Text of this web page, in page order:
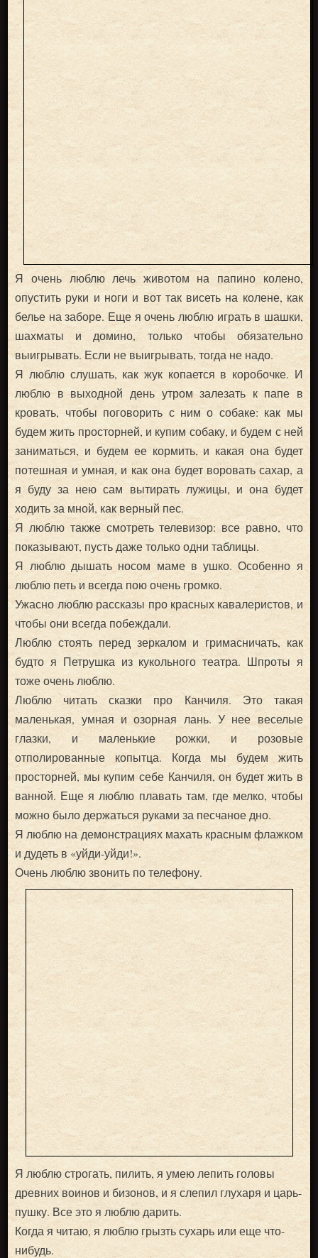
Я очень люблю лечь животом на папино колено,
опустить руки и ноги и вот так висеть на колене, как
белье на заборе. Еще я очень люблю играть в шашки,
шахматы и домино, только чтобы обязательно
выигрывать. Если не выигрывать, тогда не надо.
Я люблю слушать, как жук копается в коробочке. И
люблю в выходной день утром залезать к папе в
кровать, чтобы поговорить с ним о собаке: как мы
будем жить просторней, и купим собаку, и будем с ней
заниматься, и будем ее кормить, и какая она будет
потешная и умная, и как она будет воровать сахар, а
я буду за нею сам вытирать лужицы, и она будет
ходить за мной, как верный пес.
Я люблю также смотреть телевизор: все равно, что
показывают, пусть даже только одни таблицы.
Я люблю дышать носом маме в ушко. Особенно я
люблю петь и всегда пою очень громко.
Ужасно люблю рассказы про красных кавалеристов, и
чтобы они всегда побеждали.
Люблю стоять перед зеркалом и гримасничать, как
будто я Петрушка из кукольного театра. Шпроты я
тоже очень люблю.
Люблю читать сказки про Канчиля. Это такая
маленькая, умная и озорная лань. У нее веселые
глазки, и маленькие рожки, и розовые
отполированные копытца. Когда мы будем жить
просторней, мы купим себе Канчиля, он будет жить в
ванной. Еще я люблю плавать там, где мелко, чтобы
можно было держаться руками за песчаное дно.
Я люблю на демонстрациях махать красным флажком
и дудеть в «уйди-уйди!».
Очень люблю звонить по телефону.
Я люблю строгать, пилить, я умею лепить головы
древних воинов и бизонов, и я слепил глухаря и царь-
пушку. Все это я люблю дарить.
Когда я читаю, я люблю грызть сухарь или еще что-
нибудь.